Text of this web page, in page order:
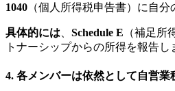
1040 （個人所得税申告書）に自分
具体的には Schedule E （補足所
トナーシップからの所得を報告し
4. 各メンバーは依然として自営業